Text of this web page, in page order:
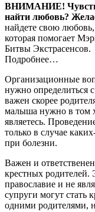
ВНИМАНИЕ!
найти любовь?
найдете свою любовь,
которая помогает
Битвы Экстрасенсов.
Подробнее…
Организационные
нужно определиться
важен скорее
малыша нужно в том
являетесь.
только в случае
при болезни.
Важен и
крестных
православие и не
супруги могут стать
одними родителями,